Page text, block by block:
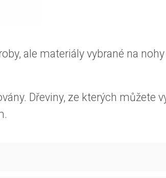
ale materiály vybrané na
Dřeviny, ze kterých můžete